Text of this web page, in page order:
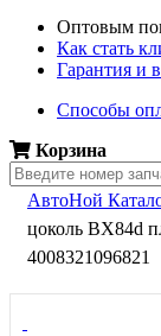
Оптовым
Как стать
Гарантия и
Способы
Корзина
АвтоНой
цоколь BX84d
4008321096821